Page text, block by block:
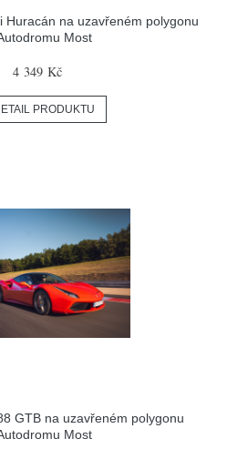
Huracán na uzavřeném polygonu
Most
4 349 Kč
PRODUKTU
GTB na uzavřeném polygonu
Most